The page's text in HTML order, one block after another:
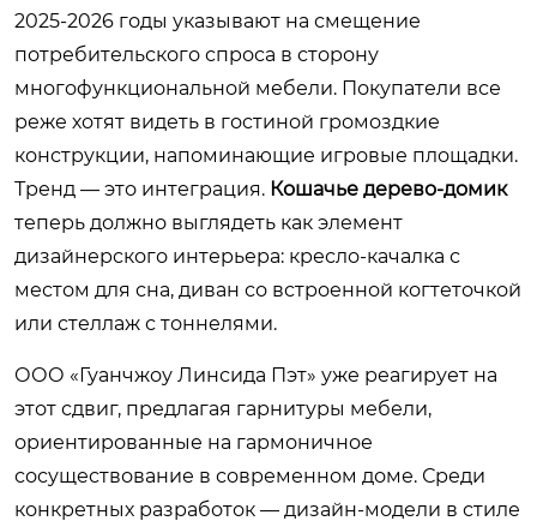
2025-2026 годы указывают на смещение
потребительского спроса в сторону
многофункциональной мебели. Покупатели все
реже хотят видеть в гостиной громоздкие
конструкции, напоминающие игровые площадки.
Тренд — это интеграция. Кошачье дерево-домик
теперь должно выглядеть как элемент
дизайнерского интерьера: кресло-качалка с
местом для сна, диван со встроенной когтеточкой
или стеллаж с тоннелями.
ООО «Гуанчжоу Линсида Пэт» уже реагирует на
этот сдвиг, предлагая гарнитуры мебели,
ориентированные на гармоничное
сосуществование в современном доме. Среди
конкретных разработок — дизайн-модели в стиле